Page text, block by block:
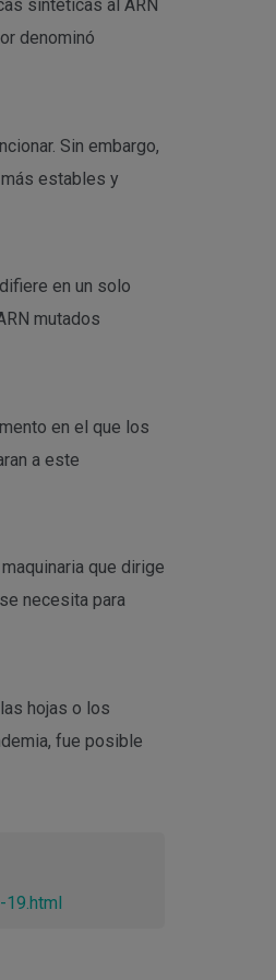
sintéticas al ARN
denominó
Sin embargo,
estables y
en un solo
mutados
en el que los
a este
que dirige
necesita para
hojas o los
fue posible